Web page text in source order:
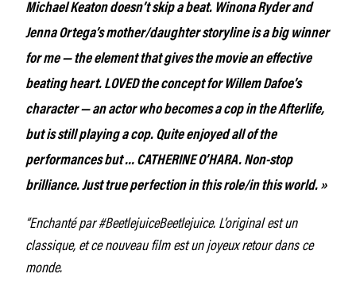
Michael Keaton doesn’t skip a beat. Winona Ryder and
Jenna Ortega’s mother/daughter storyline is a big winner
for me — the element that gives the movie an effective
beating heart. LOVED the concept for Willem Dafoe’s
character — an actor who becomes a cop in the Afterlife,
but is still playing a cop. Quite enjoyed all of the
performances but … CATHERINE O’HARA. Non-stop
brilliance. Just true perfection in this role/in this world. »
“Enchanté par #BeetlejuiceBeetlejuice. L’original est un
classique, et ce nouveau film est un joyeux retour dans ce
monde.